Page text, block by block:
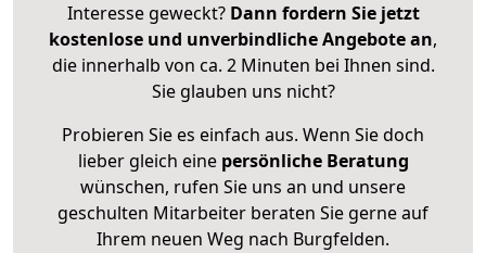
Interesse geweckt? Dann fordern Sie jetzt
kostenlose und unverbindliche Angebote an,
die innerhalb von ca. 2 Minuten bei Ihnen sind.
Sie glauben uns nicht?
Probieren Sie es einfach aus. Wenn Sie doch
lieber gleich eine persönliche Beratung
wünschen, rufen Sie uns an und unsere
geschulten Mitarbeiter beraten Sie gerne auf
Ihrem neuen Weg nach Burgfelden.